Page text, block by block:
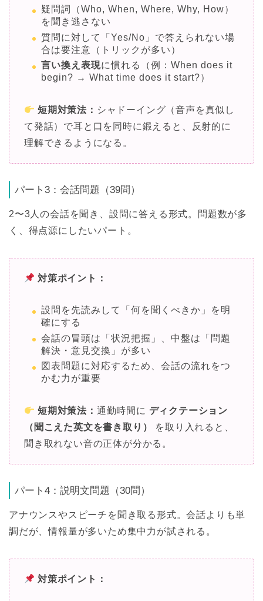
疑問詞（Who, When, Where, Why, How）
を聞き逃さない
質問に対して「Yes/No」で答えられない場
合は要注意（トリックが多い）
言い換え表現に慣れる（例：When does it
begin? → What time does it start?）
短期対策法： シャドーイング（音声を真似し
て発話）で耳と口を同時に鍛えると、反射的に
理解できるようになる。
パート3：会話問題（39問）
2〜3人の会話を聞き、設問に答える形式。問題数が多
く、得点源にしたいパート。
対策ポイント：
設問を先読みして「何を聞くべきか」を明
確にする
会話の冒頭は「状況把握」、中盤は「問題
解決・意見交換」が多い
図表問題に対応するため、会話の流れをつ
かむ力が重要
短期対策法： 通勤時間に ディクテーション
（聞こえた英文を書き取り）
を取り入れると、
聞き取れない音の正体が分かる。
パート4：説明文問題（30問）
アナウンスやスピーチを聞き取る形式。会話よりも単
調だが、情報量が多いため集中力が試される。
対策ポイント：